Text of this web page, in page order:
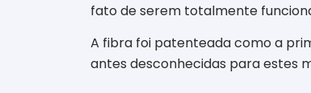
fato de serem totalmente
A fibra foi patenteada como a
antes desconhecidas para estes